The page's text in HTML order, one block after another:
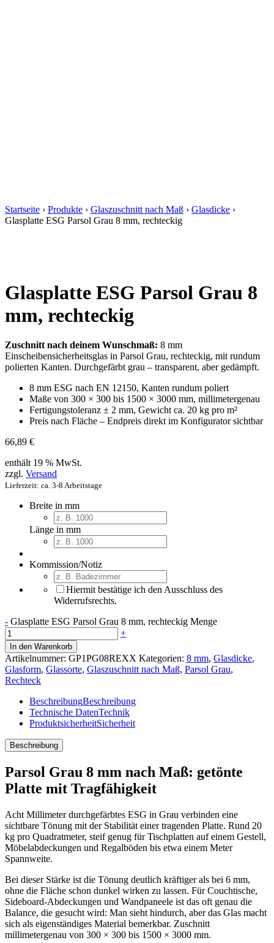
Startseite › Produkte › Glaszuschnitt nach Maß › Glasdicke ›
Glasplatte ESG Parsol Grau 8 mm, rechteckig
Glasplatte ESG Parsol Grau 8
mm, rechteckig
Zuschnitt nach deinem Wunschmaß: 8 mm
Einscheibensicherheitsglas in Parsol Grau, rechteckig, mit rundum
polierten Kanten. Durchgefärbt grau – transparent, aber gedämpft.
8 mm ESG nach EN 12150, Kanten rundum poliert
Maße von 300 × 300 bis 1500 × 3000 mm, millimetergenau
Fertigungstoleranz ± 2 mm, Gewicht ca. 20 kg pro m²
Preis nach Fläche – Endpreis direkt im Konfigurator sichtbar
66,89 €
enthält 19 % MwSt.
zzgl. Versand
Lieferzeit: ca. 3-8 Arbeitstage
Breite in mm
Länge in mm
Kommission/Notiz
Hiermit bestätige ich den Ausschluss des
Widerrufsrechts.
- Glasplatte ESG Parsol Grau 8 mm, rechteckig Menge
+
In den Warenkorb
Artikelnummer: GP1PG08REXX Kategorien: 8 mm, Glasdicke,
Glasform, Glassorte, Glaszuschnitt nach Maß, Parsol Grau,
Rechteck
BeschreibungBeschreibung
Technische DatenTechnik
ProduktsicherheitSicherheit
Beschreibung
Parsol Grau 8 mm nach Maß: getönte
Platte mit Tragfähigkeit
Acht Millimeter durchgefärbtes ESG in Grau verbinden eine
sichtbare Tönung mit der Stabilität einer tragenden Platte. Rund 20
kg pro Quadratmeter, steif genug für Tischplatten auf einem Gestell,
Möbelabdeckungen und Regalböden bis etwa einem Meter
Spannweite.
Bei dieser Stärke ist die Tönung deutlich kräftiger als bei 6 mm,
ohne die Fläche schon dunkel wirken zu lassen. Für Couchtische,
Sideboard-Abdeckungen und Wandpaneele ist das oft genau die
Balance, die gesucht wird: Man sieht hindurch, aber das Glas macht
sich als eigenständiges Material bemerkbar. Zuschnitt
millimetergenau von 300 × 300 bis 1500 × 3000 mm.